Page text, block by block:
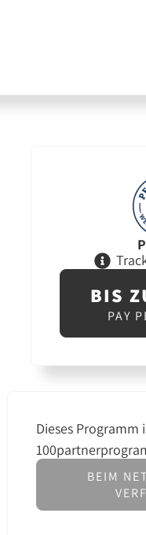
BIS
PAY
Dieses
BEIM